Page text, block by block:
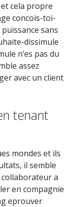
et cela propre
concois-toi-
sans
dissimule
n’es pas du
assez
avec un client
tenant
mondes et ils
il semble
a
en compagnie
eprouver